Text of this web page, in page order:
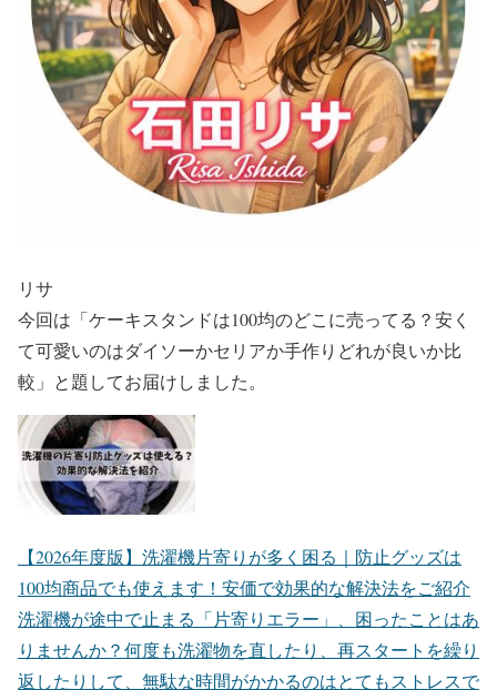
リサ
今回は「ケーキスタンドは100均のどこに売ってる？安く
て可愛いのはダイソーかセリアか手作りどれが良いか比
較」と題してお届けしました。
【2026年度版】洗濯機片寄りが多く困る｜防止グッズは
100均商品でも使えます！安価で効果的な解決法をご紹介
洗濯機が途中で止まる「片寄りエラー」、困ったことはあ
りませんか？何度も洗濯物を直したり、再スタートを繰り
返したりして、無駄な時間がかかるのはとてもストレスで